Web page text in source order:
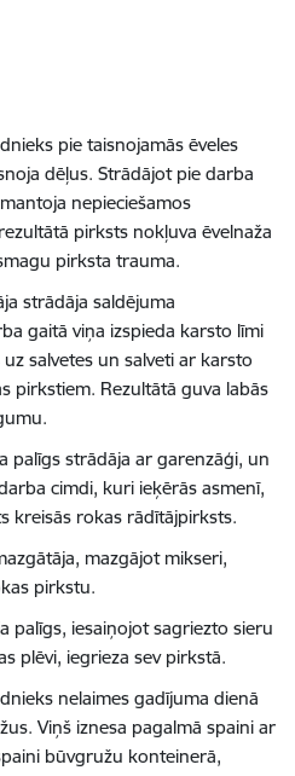
pie taisnojamās ēveles
dēļus. Strādājot pie darba
nepieciešamos
pirksts nokļuva ēvelnaža
pirksta trauma.
strādāja saldējuma
gaitā viņa izspieda karsto līmi
salvetes un salveti ar karsto
pirkstiem. Rezultātā guva labās
palīgs strādāja ar garenzāģi, un
cimdi, kuri ieķērās asmenī,
kreisās rokas rādītājpirksts.
mazgājot mikseri,
pirkstu.
palīgs, iesaiņojot sagriezto sieru
plēvi, iegrieza sev pirkstā.
nelaimes gadījuma dienā
Viņš iznesa pagalmā spaini ar
būvgružu konteinerā,